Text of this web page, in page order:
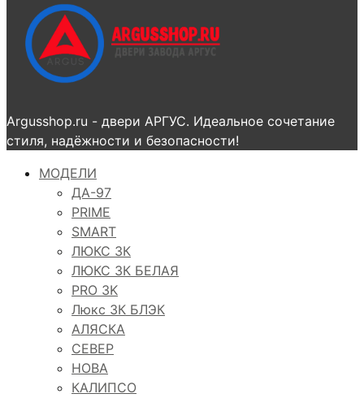
Argusshop.ru - двери АРГУС. Идеальное сочетание
стиля, надёжности и безопасности!
МОДЕЛИ
ДА-97
PRIME
SMART
ЛЮКС 3К
ЛЮКС 3К БЕЛАЯ
PRO 3K
Люкс 3К БЛЭК
АЛЯСКА
СЕВЕР
НОВА
КАЛИПСО